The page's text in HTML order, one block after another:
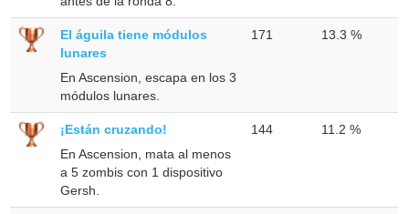
El águila tiene módulos
lunares
En Ascension, escapa en los 3
módulos lunares.
171 13.3 %
¡Están cruzando!
En Ascension, mata al menos
a 5 zombis con 1 dispositivo
Gersh.
144 11.2 %